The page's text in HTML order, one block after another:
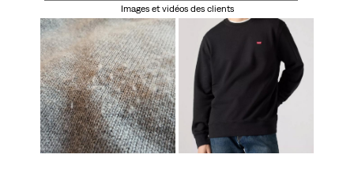
à
l'article.
Cette
action
ouvrira
le
formulaire
de
2 étoiles
à
l'article.
Cette
action
ouvrira
le
formulaire
de
3 étoiles
à
l'article.
Cette
action
ouvrira
le
formulaire
de
4 étoiles
l'article.
Cette
action
ouvrira
formulaire
de
à
l'article.
le
formulaire
de
Images et vidéos des clients